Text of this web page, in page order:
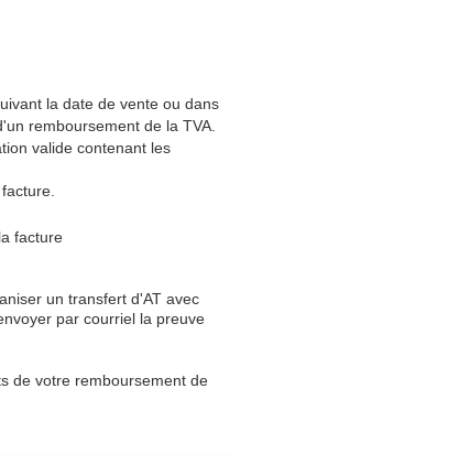
la date de vente ou dans
remboursement de la TVA.
valide contenant les
facture
un transfert d'AT avec
par courriel la preuve
de votre remboursement de